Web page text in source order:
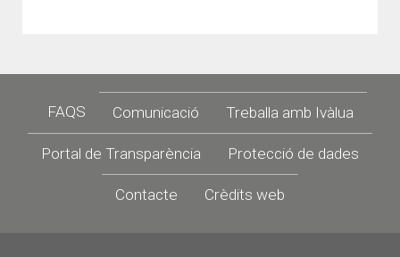
Footer
FAQS Comunicació Treballa amb Ivàlua
Portal de Transparència Protecció de dades
Contacte Crèdits web